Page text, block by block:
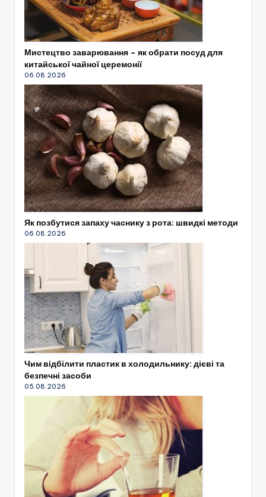
Мистецтво заварювання – як обрати посуд для
китайської чайної церемонії
06.08.2026
Як позбутися запаху часнику з рота: швидкі методи
06.08.2026
Чим відбілити пластик в холодильнику: дієві та
безпечні засоби
05.08.2026